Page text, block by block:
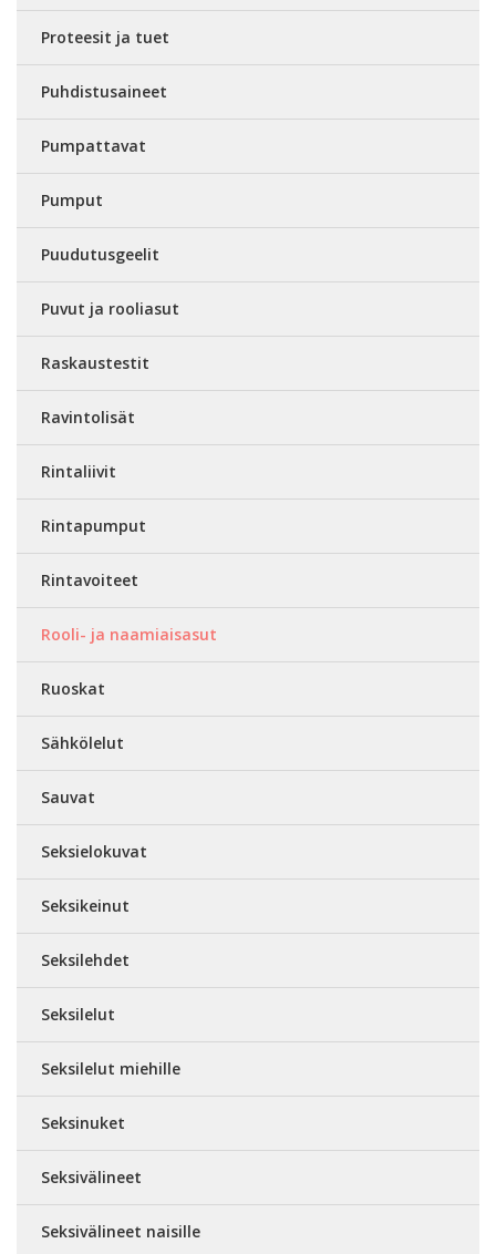
Proteesit ja tuet
Puhdistusaineet
Pumpattavat
Pumput
Puudutusgeelit
Puvut ja rooliasut
Raskaustestit
Ravintolisät
Rintaliivit
Rintapumput
Rintavoiteet
Rooli- ja naamiaisasut
Ruoskat
Sähkölelut
Sauvat
Seksielokuvat
Seksikeinut
Seksilehdet
Seksilelut
Seksilelut miehille
Seksinuket
Seksivälineet
Seksivälineet naisille